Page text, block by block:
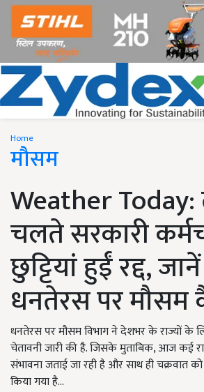
Home
मौसम
Weather
चलते सरकारी
छुट्टियां हुईं रद्द,
धनतेरस पर मौसम
धनतेरस पर मौसम विभाग ने देशभर के राज्यों के
चेतावनी जारी की है. जिसके मुताबिक, आज कई
संभावना जताई जा रही है और साथ ही चक्रवात
किया गया है...